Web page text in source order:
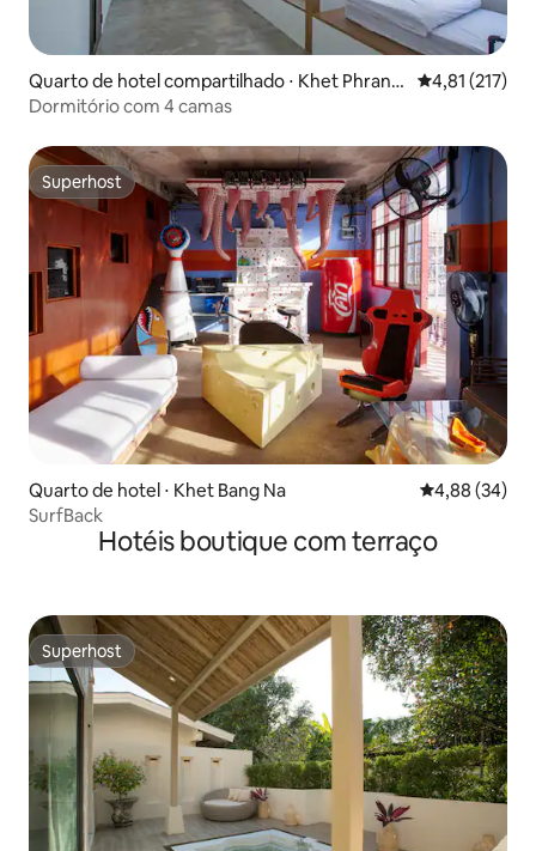
Quarto de hotel compartilhado ⋅ Khet Phrana
korn
4,81 de uma
4,81 (217)
Dormitório com 4 camas
Superhost
Superhost
Quarto de hotel ⋅ Khet Bang Na 4,88 de uma
4,88 (34)
SurfBack
Hotéis boutique com terraço
Superhost
Superhost